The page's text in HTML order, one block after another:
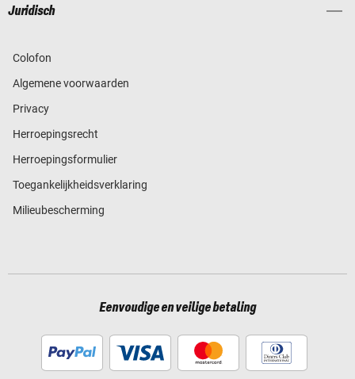
Juridisch
Colofon
Algemene voorwaarden
Privacy
Herroepingsrecht
Herroepingsformulier
Toegankelijkheidsverklaring
Milieubescherming
Eenvoudige en veilige betaling